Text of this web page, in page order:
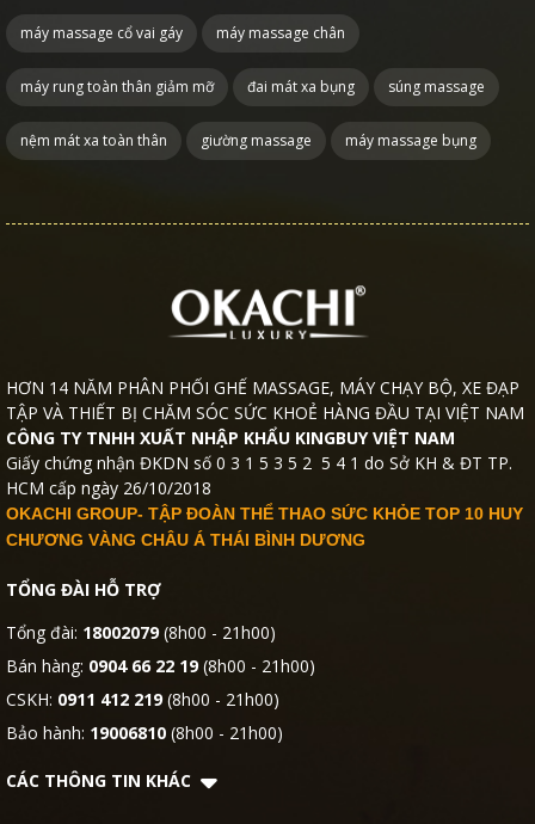
máy massage cổ vai gáy máy massage chân
máy rung toàn thân giảm mỡ đai mát xa bụng súng massage
nệm mát xa toàn thân giường massage máy massage bụng
HƠN 14 NĂM PHÂN PHỐI GHẾ MASSAGE, MÁY CHẠY BỘ, XE ĐẠP
TẬP VÀ THIẾT BỊ CHĂM SÓC SỨC KHOẺ HÀNG ĐẦU TẠI VIỆT NAM
CÔNG TY TNHH XUẤT NHẬP KHẨU KINGBUY VIỆT NAM
Giấy chứng nhận ĐKDN số 0 3 1 5 3 5 2 5 4 1 do Sở KH & ĐT TP.
HCM cấp ngày 26/10/2018
OKACHI GROUP- TẬP ĐOÀN THỂ THAO SỨC KHỎE TOP 10 HUY
CHƯƠNG VÀNG CHÂU Á THÁI BÌNH DƯƠNG
TỔNG ĐÀI HỖ TRỢ
Tổng đài: 18002079(8h00 - 21h00)
Bán hàng: 0904 66 22 19(8h00 - 21h00)
CSKH: 0911 412 219(8h00 - 21h00)
Bảo hành: 19006810 (8h00 - 21h00)
CÁC THÔNG TIN KHÁC